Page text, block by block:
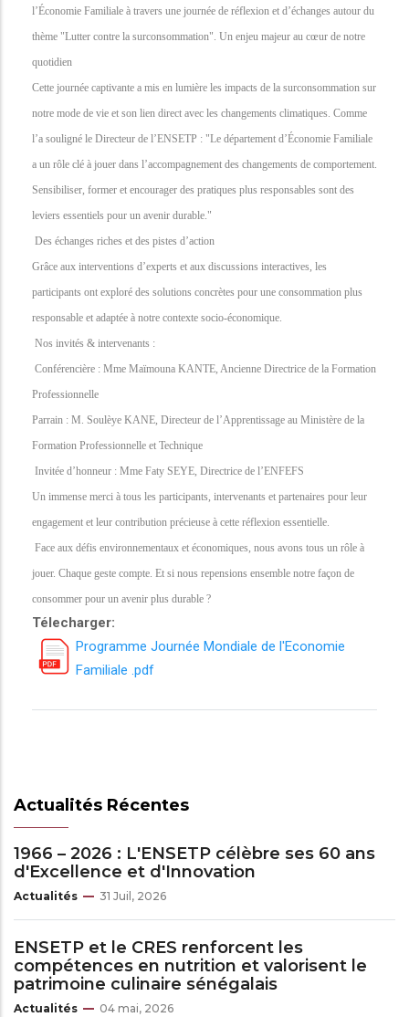
l’Économie Familiale à travers une journée de réflexion et d’échanges autour du
thème "Lutter contre la surconsommation". Un enjeu majeur au cœur de notre
quotidien
Cette journée captivante a mis en lumière les impacts de la surconsommation sur
notre mode de vie et son lien direct avec les changements climatiques. Comme
l’a souligné le Directeur de l’ENSETP : "Le département d’Économie Familiale
a un rôle clé à jouer dans l’accompagnement des changements de comportement.
Sensibiliser, former et encourager des pratiques plus responsables sont des
leviers essentiels pour un avenir durable."
Des échanges riches et des pistes d’action
Grâce aux interventions d’experts et aux discussions interactives, les
participants ont exploré des solutions concrètes pour une consommation plus
responsable et adaptée à notre contexte socio-économique.
Nos invités & intervenants :
Conférencière : Mme Maïmouna KANTE, Ancienne Directrice de la Formation
Professionnelle
Parrain : M. Soulèye KANE, Directeur de l’Apprentissage au Ministère de la
Formation Professionnelle et Technique
Invitée d’honneur : Mme Faty SEYE, Directrice de l’ENFEFS
Un immense merci à tous les participants, intervenants et partenaires pour leur
engagement et leur contribution précieuse à cette réflexion essentielle.
Face aux défis environnementaux et économiques, nous avons tous un rôle à
jouer. Chaque geste compte. Et si nous repensions ensemble notre façon de
consommer pour un avenir plus durable ?
Télecharger:
Programme Journée Mondiale de l'Economie
Familiale .pdf
Actualités Récentes
1966 – 2026 : L'ENSETP célèbre ses 60 ans
d'Excellence et d'Innovation
Actualités 31 Juil, 2026
ENSETP et le CRES renforcent les
compétences en nutrition et valorisent le
patrimoine culinaire sénégalais
Actualités 04 mai, 2026